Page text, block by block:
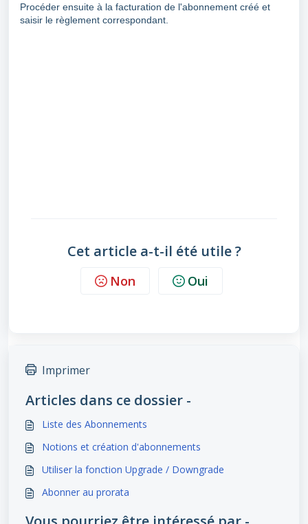
Procéder ensuite à la facturation de l'abonnement créé et
saisir le règlement correspondant.
Cet article a-t-il été utile ?
Non Oui
Imprimer
Articles dans ce dossier -
Liste des Abonnements
Notions et création d'abonnements
Utiliser la fonction Upgrade / Downgrade
Abonner au prorata